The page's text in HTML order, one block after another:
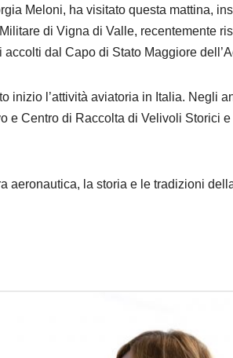
Meloni, ha visitato questa mattina,
di Vigna di Valle, recentemente
dal Capo di Stato Maggiore
inizio l’attività aviatoria in Italia. Negli
e Centro di Raccolta di Velivoli Storici
aeronautica, la storia e le tradizioni